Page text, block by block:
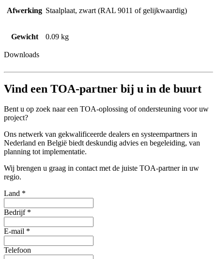
Afwerking Staalplaat, zwart (RAL 9011 of gelijkwaardig)
Gewicht 0.09 kg
Downloads
Vind een TOA-partner bij u in de buurt
Bent u op zoek naar een TOA-oplossing of ondersteuning voor uw
project?
Ons netwerk van gekwalificeerde dealers en systeempartners in
Nederland en België biedt deskundig advies en begeleiding, van
planning tot implementatie.
Wij brengen u graag in contact met de juiste TOA-partner in uw
regio.
Land *
Bedrijf *
E-mail *
Telefoon